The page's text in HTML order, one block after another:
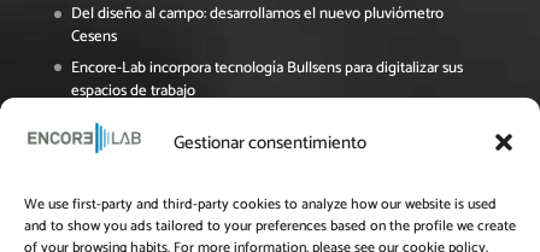
Gestionar consentimiento
We use first-party and third-party cookies to analyze how our website is used
and to show you ads tailored to your preferences based on the profile we create
Del diseño al campo: desarrollamos el nuevo pluviómetro
Cesens
Encore-Lab incorpora tecnología Bullsens para digitalizar sus
espacios de trabajo
Encore Lab participa en el Foro Pymes de La Rioja sobre
digitalización y sostenibilidad
Jornada Online del Grupo Operativo OPTIAL: Innovación y
eficiencia en el uso del agua para el cultivo del almendro